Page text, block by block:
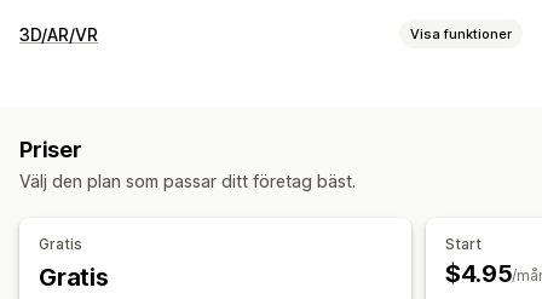
Bildoptimering
Filuppladdning
3D/AR/VR Visa funktioner
Inbäddad visning
Priser
Välj den plan som passar ditt företag bäst.
Gratis
Gratis
Start
$4.95/